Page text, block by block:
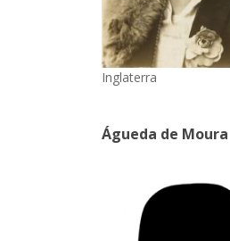
Inglaterra
Águeda de Moura